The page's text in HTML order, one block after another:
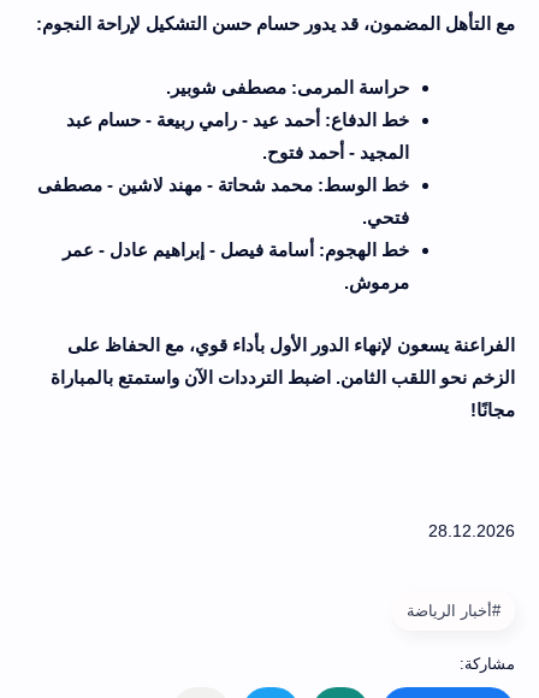
مع التأهل المضمون، قد يدور حسام حسن التشكيل لإراحة النجوم:
حراسة المرمى: مصطفى شوبير .
خط الدفاع: أحمد عيد - رامي ربيعة - حسام عبد
المجيد - أحمد فتوح.
خط الوسط: محمد شحاتة - مهند لاشين - مصطفى
فتحي.
خط الهجوم: أسامة فيصل - إبراهيم عادل - عمر
مرموش.
الفراعنة يسعون لإنهاء الدور الأول بأداء قوي، مع الحفاظ على
الزخم نحو اللقب الثامن. اضبط الترددات الآن واستمتع بالمباراة
مجانًا!
#أخبار الرياضة